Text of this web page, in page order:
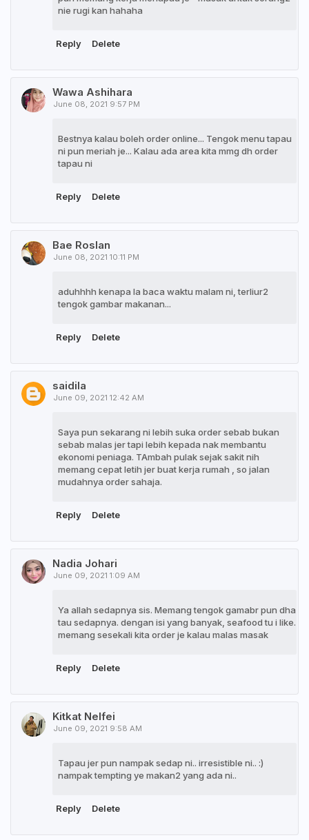
nie rugi kan hahaha
Reply Delete
Wawa Ashihara
June 08, 2021 9:57 PM
Bestnya kalau boleh order online... Tengok menu tapau
ni pun meriah je... Kalau ada area kita mmg dh order
tapau ni
Reply Delete
Bae Roslan
June 08, 2021 10:11 PM
aduhhhh kenapa la baca waktu malam ni, terliur2
tengok gambar makanan...
Reply Delete
saidila
June 09, 2021 12:42 AM
Saya pun sekarang ni lebih suka order sebab bukan
sebab malas jer tapi lebih kepada nak membantu
ekonomi peniaga. TAmbah pulak sejak sakit nih
memang cepat letih jer buat kerja rumah , so jalan
mudahnya order sahaja.
Reply Delete
Nadia Johari
June 09, 2021 1:09 AM
Ya allah sedapnya sis. Memang tengok gamabr pun dha
tau sedapnya. dengan isi yang banyak, seafood tu i like.
memang sesekali kita order je kalau malas masak
Reply Delete
Kitkat Nelfei
June 09, 2021 9:58 AM
Tapau jer pun nampak sedap ni.. irresistible ni.. :)
nampak tempting ye makan2 yang ada ni..
Reply Delete